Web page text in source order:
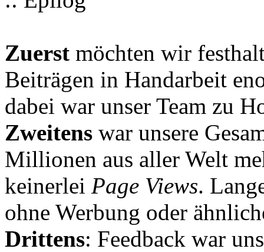
Zuerst möchten wir
Beiträgen in Handarbeit
dabei war unser Team zu
Zweitens war unsere
Millionen aus aller Welt
keinerlei Page Views.
ohne Werbung oder
Drittens: Feedback war